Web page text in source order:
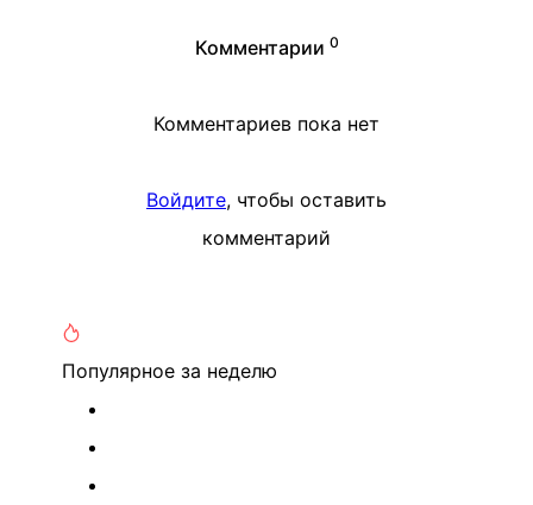
Комментарии 0
Комментариев пока нет
Войдите, чтобы оставить
комментарий
Популярное за неделю